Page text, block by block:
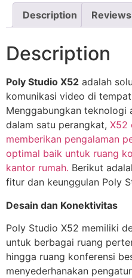
Description
Description
Poly Studio X52 adalah
komunikasi video di
Menggabungkan teknologi
dalam satu perangkat, X52
memberikan pengalaman
optimal baik untuk ruang
kantor rumah. Berikut
fitur dan keunggulan Poly
Desain dan Konektivitas
Poly Studio X52 memiliki
untuk berbagai ruang
hingga ruang konferensi
menyederhanakan